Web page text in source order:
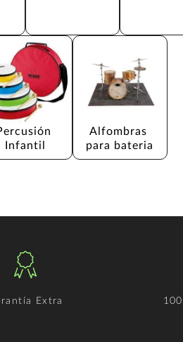
Infantil
Alfombras
para bateria
Extra